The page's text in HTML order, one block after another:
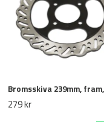
279 kr